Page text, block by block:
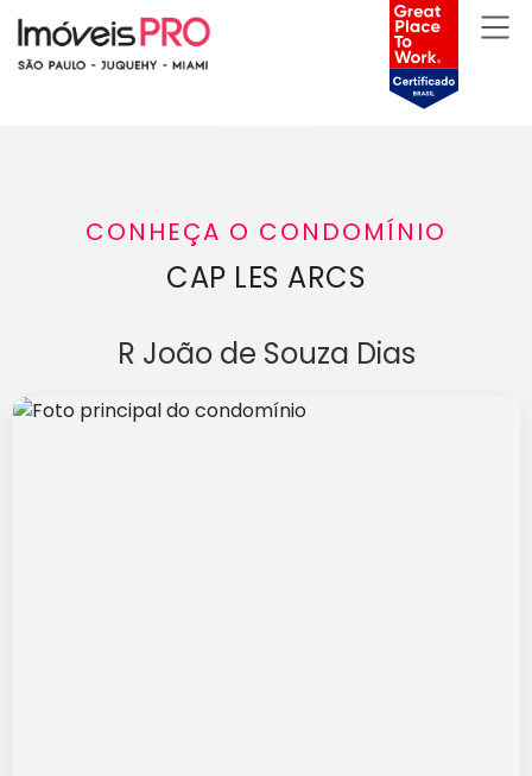
CONHEÇA O CONDOMÍNIO
CAP LES ARCS
R João de Souza Dias